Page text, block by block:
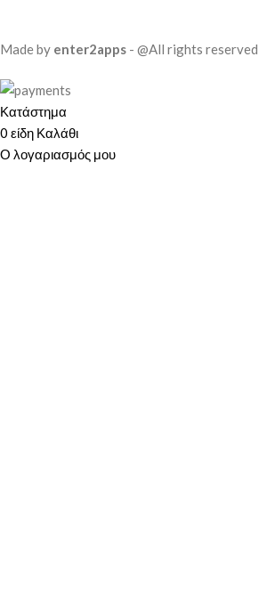
Made by enter2apps - @All rights reserved
Κατάστημα
0 είδη Καλάθι
Ο λογαριασμός μου